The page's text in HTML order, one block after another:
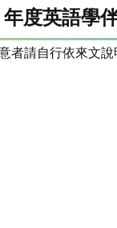
度英語學
者請自行依來文